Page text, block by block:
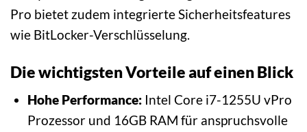
Pro bietet zudem integrierte Sicherheitsfeatures
wie BitLocker-Verschlüsselung.
Die wichtigsten Vorteile auf einen Blick
Hohe Performance:Intel Core i7-1255U vPro
Prozessor und 16GB RAM für anspruchsvolle